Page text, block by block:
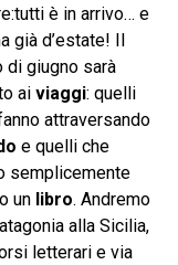
è in arrivo… e
già d’estate! Il
di giugno sarà
ai viaggi: quelli
attraversando
e quelli che
semplicemente
un libro. Andremo
alla Sicilia,
letterari e via